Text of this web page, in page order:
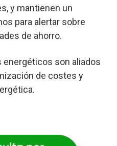
y mantienen un
para alertar sobre
de ahorro.
energéticos son aliados
de costes y